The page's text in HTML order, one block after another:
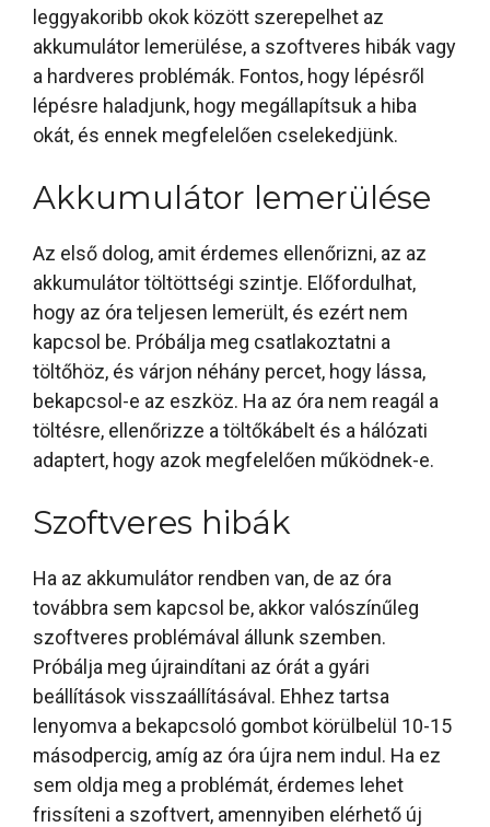
leggyakoribb okok között szerepelhet az
akkumulátor lemerülése, a szoftveres hibák vagy
a hardveres problémák. Fontos, hogy lépésről
lépésre haladjunk, hogy megállapítsuk a hiba
okát, és ennek megfelelően cselekedjünk.
Akkumulátor lemerülése
Az első dolog, amit érdemes ellenőrizni, az az
akkumulátor töltöttségi szintje. Előfordulhat,
hogy az óra teljesen lemerült, és ezért nem
kapcsol be. Próbálja meg csatlakoztatni a
töltőhöz, és várjon néhány percet, hogy lássa,
bekapcsol-e az eszköz. Ha az óra nem reagál a
töltésre, ellenőrizze a töltőkábelt és a hálózati
adaptert, hogy azok megfelelően működnek-e.
Szoftveres hibák
Ha az akkumulátor rendben van, de az óra
továbbra sem kapcsol be, akkor valószínűleg
szoftveres problémával állunk szemben.
Próbálja meg újraindítani az órát a gyári
beállítások visszaállításával. Ehhez tartsa
lenyomva a bekapcsoló gombot körülbelül 10-15
másodpercig, amíg az óra újra nem indul. Ha ez
sem oldja meg a problémát, érdemes lehet
frissíteni a szoftvert, amennyiben elérhető új